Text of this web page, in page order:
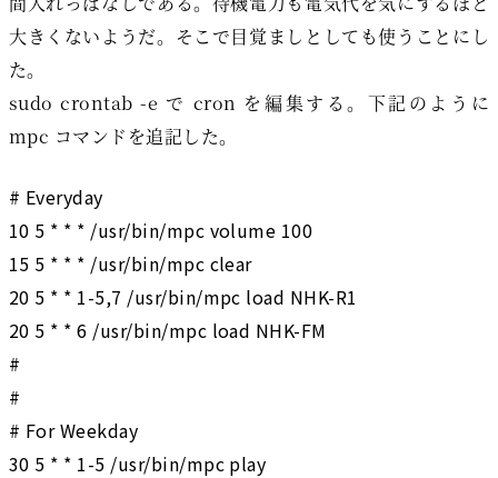
大きくないようだ。そこで目覚ましとしても使うことにし
た。
sudo crontab -e で cron を編集する。下記のように
mpc コマンドを追記した。
# Everyday
10 5 * * * /usr/bin/mpc volume 100
15 5 * * * /usr/bin/mpc clear
20 5 * * 1-5,7 /usr/bin/mpc load NHK-R1
20 5 * * 6 /usr/bin/mpc load NHK-FM
#
#
# For Weekday
30 5 * * 1-5 /usr/bin/mpc play